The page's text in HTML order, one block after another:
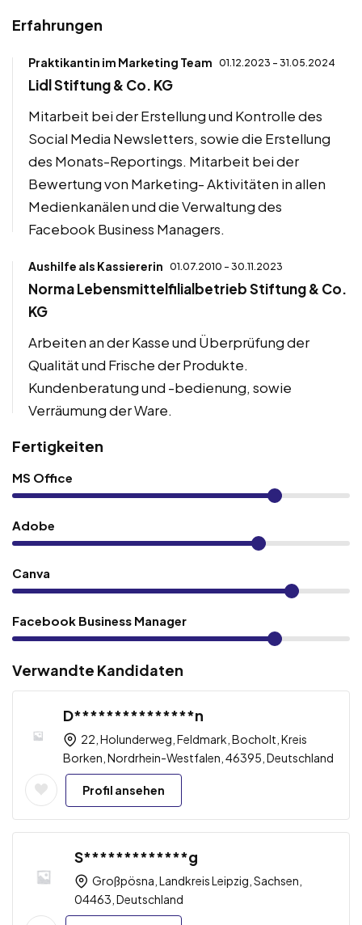
Erfahrungen
Praktikantin im Marketing Team 01.12.2023 - 31.05.2024
Lidl Stiftung & Co. KG
Mitarbeit bei der Erstellung und Kontrolle des
Social Media Newsletters, sowie die Erstellung
des Monats-Reportings. Mitarbeit bei der
Bewertung von Marketing- Aktivitäten in allen
Medienkanälen und die Verwaltung des
Facebook Business Managers.
Aushilfe als Kassiererin 01.07.2010 - 30.11.2023
Norma Lebensmittelfilialbetrieb Stiftung & Co.
KG
Arbeiten an der Kasse und Überprüfung der
Qualität und Frische der Produkte.
Kundenberatung und -bedienung, sowie
Verräumung der Ware.
Fertigkeiten
MS Office
Adobe
Canva
Facebook Business Manager
Verwandte Kandidaten
D***************n
22, Holunderweg, Feldmark, Bocholt, Kreis
Borken, Nordrhein-Westfalen, 46395, Deutschland
Profil ansehen
S*************g
Großpösna, Landkreis Leipzig, Sachsen,
04463, Deutschland